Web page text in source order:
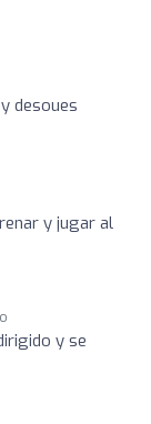
desoues
y jugar al
y se